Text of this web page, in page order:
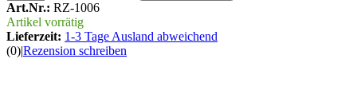
Art.Nr.: RZ-1006
Artikel vorrätig
Lieferzeit: 1-3 Tage Ausland abweichend
(0)|Rezension schreiben